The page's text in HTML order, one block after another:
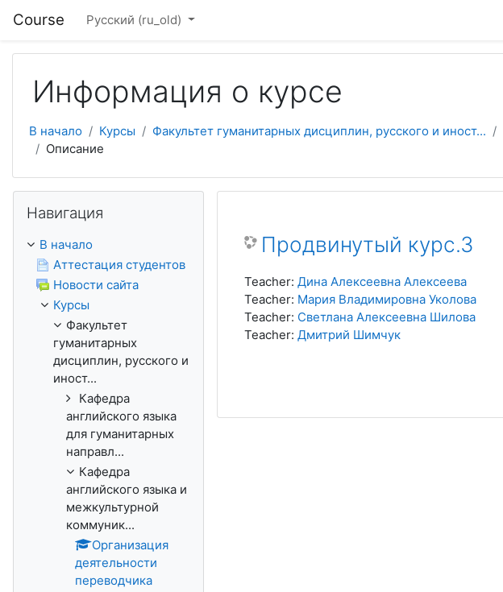
Course Русский ‎(ru_old)‎
Информация о курсе
В начало Курсы Факультет гуманитарных дисциплин, русского и иност...
Описание
Продвинутый курс.3
Teacher: Дина Алексеевна Алексеева
Teacher: Мария Владимировна Уколова
Teacher: Светлана Алексеевна Шилова
Teacher: Дмитрий Шимчук
Навигация
В начало
Аттестация студентов
Новости сайта
Курсы
Факультет
гуманитарных
дисциплин, русского и
иност...
Кафедра
английского языка
для гуманитарных
направл...
Кафедра
английского языка и
межкультурной
коммуник...
Организация
деятельности
переводчика